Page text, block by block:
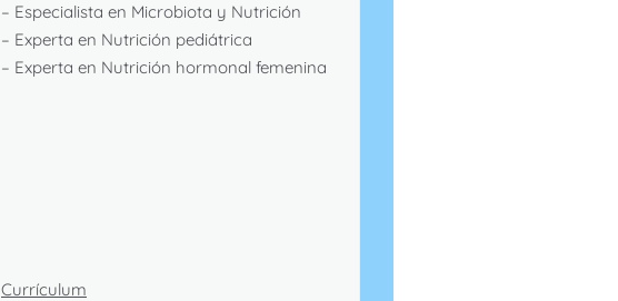
– Especialista en Microbiota y Nutrición
– Experta en Nutrición pediátrica
– Experta en Nutrición hormonal femenina
Currículum